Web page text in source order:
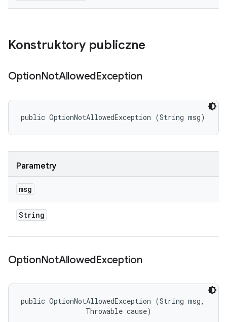
Konstruktory publiczne
OptionNotAllowedException
public OptionNotAllowedException (String msg)
Parametry
msg
String
OptionNotAllowedException
public OptionNotAllowedException (String msg,
                Throwable cause)